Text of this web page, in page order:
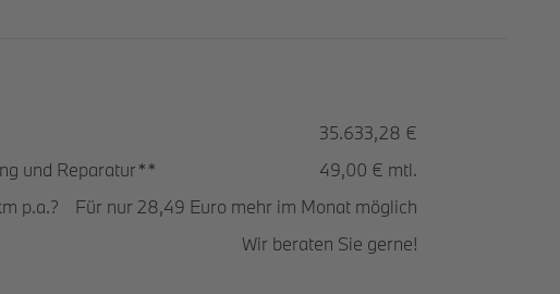
35.633,28 €
und Reparatur**
49,00 € mtl.
p.a.?
Für nur 28,49 Euro mehr im Monat möglich
Wir beraten Sie gerne!